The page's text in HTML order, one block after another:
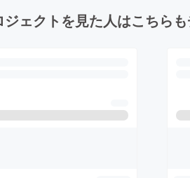
ジェクトを見た人はこちら